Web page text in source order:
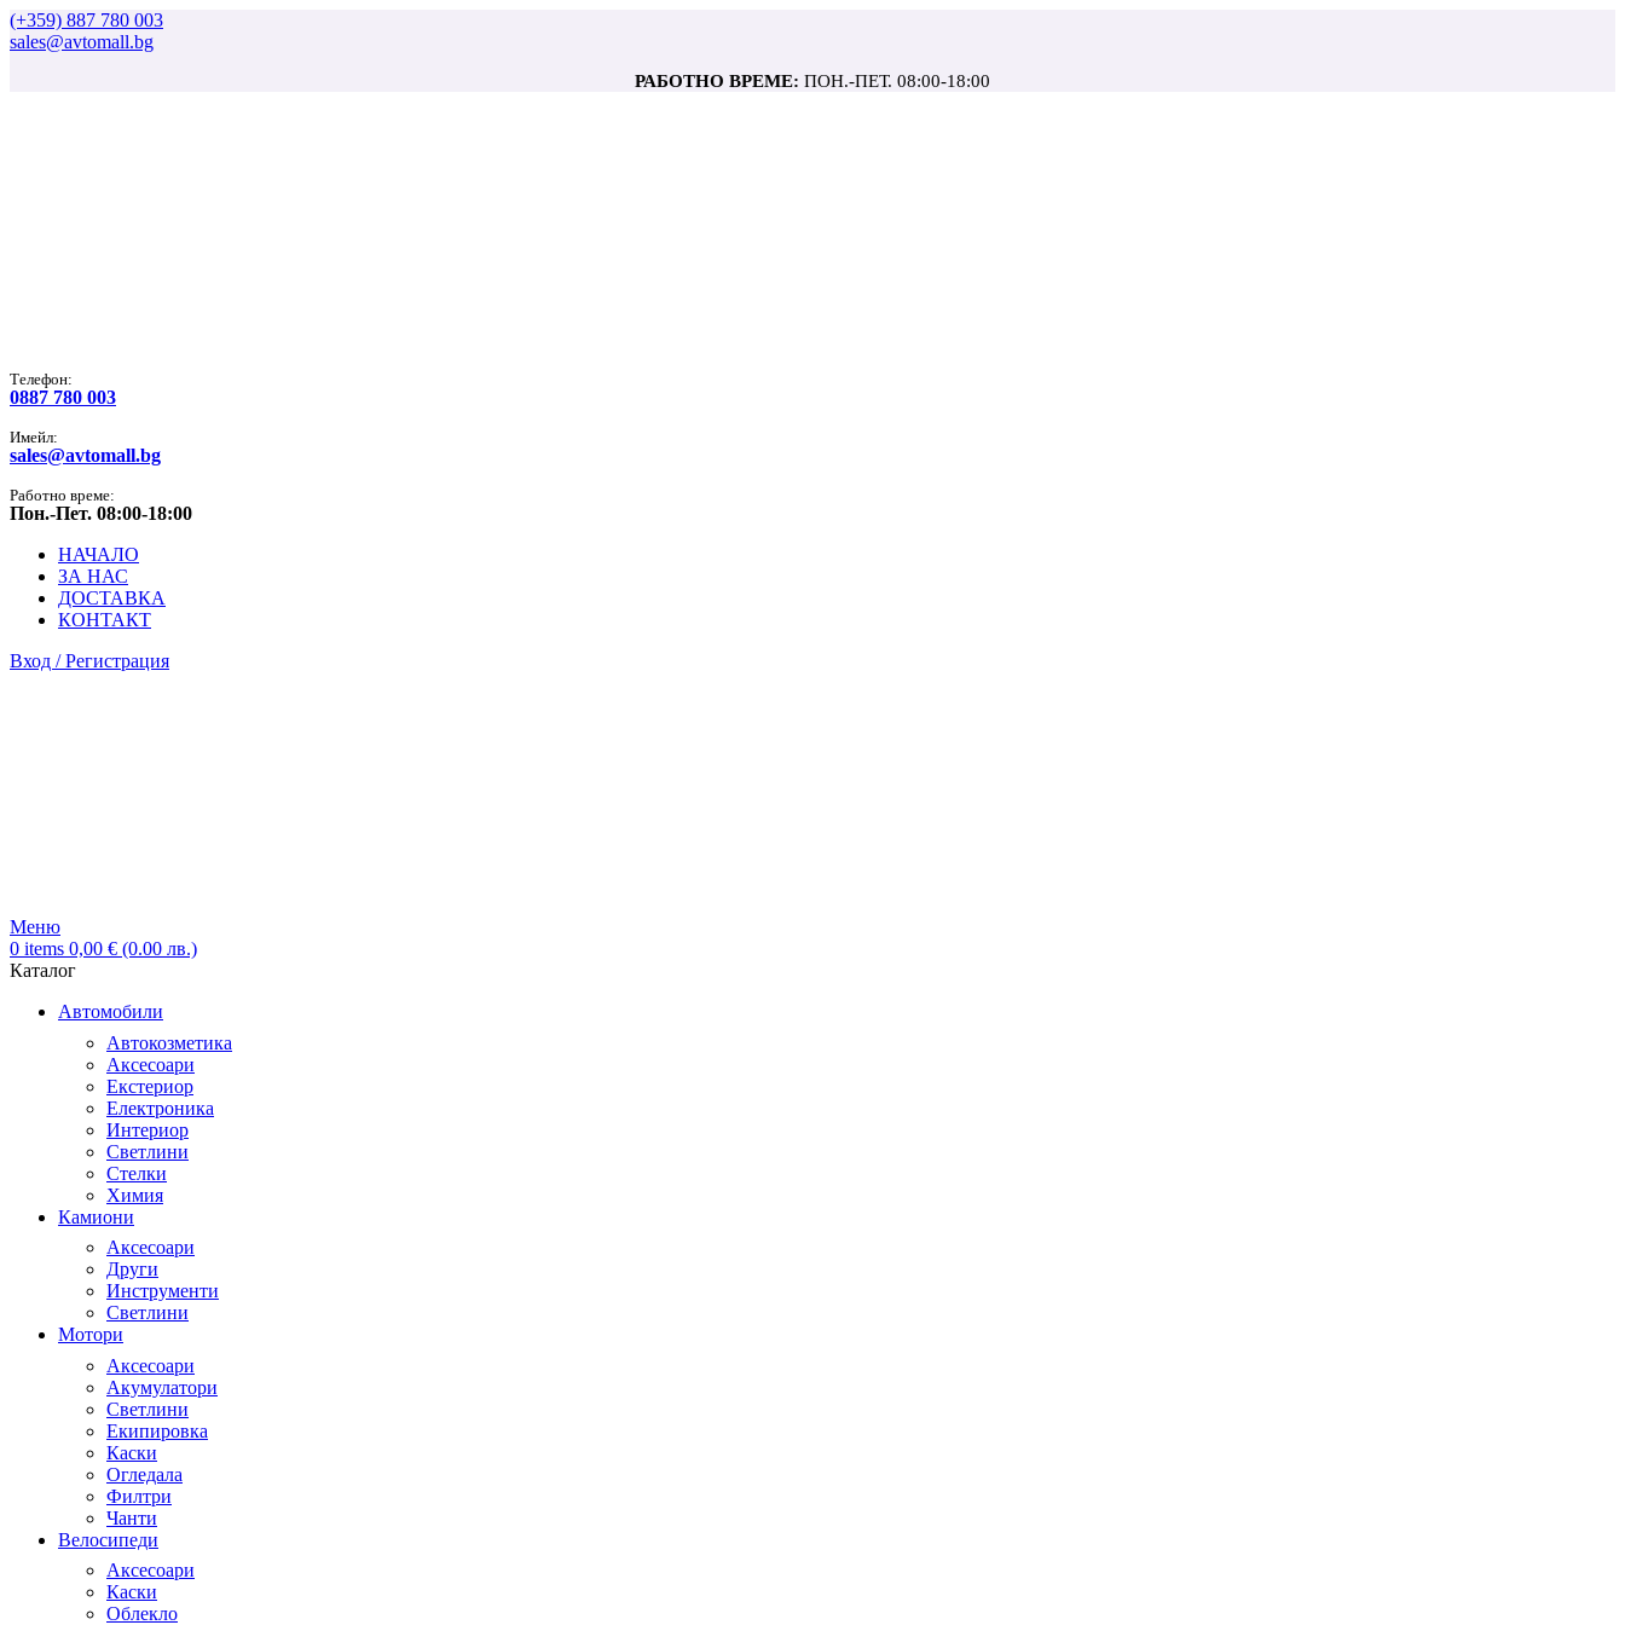
(+359) 887 780 003
sales@avtomall.bg
РАБОТНО ВРЕМЕ: ПОН.-ПЕТ. 08:00-18:00
Tелефон:
0887 780 003
Имейл:
sales@avtomall.bg
Работно време:
Пон.-Пет. 08:00-18:00
НАЧАЛО
ЗА НАС
ДОСТАВКА
КОНТАКТ
Вход / Регистрация
Меню
0 items 0,00 € (0.00 лв.)
Каталог
Автомобили
Автокозметика
Аксесоари
Екстериор
Електроника
Интериор
Светлини
Стелки
Химия
Камиони
Аксесоари
Други
Инструменти
Светлини
Мотори
Аксесоари
Акумулатори
Светлини
Екипировка
Каски
Огледала
Филтри
Чанти
Велосипеди
Аксесоари
Каски
Облекло